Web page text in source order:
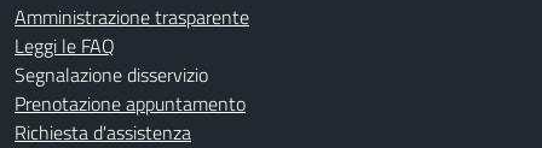
Amministrazione trasparente
Leggi le FAQ
Segnalazione disservizio
Prenotazione appuntamento
Richiesta d'assistenza